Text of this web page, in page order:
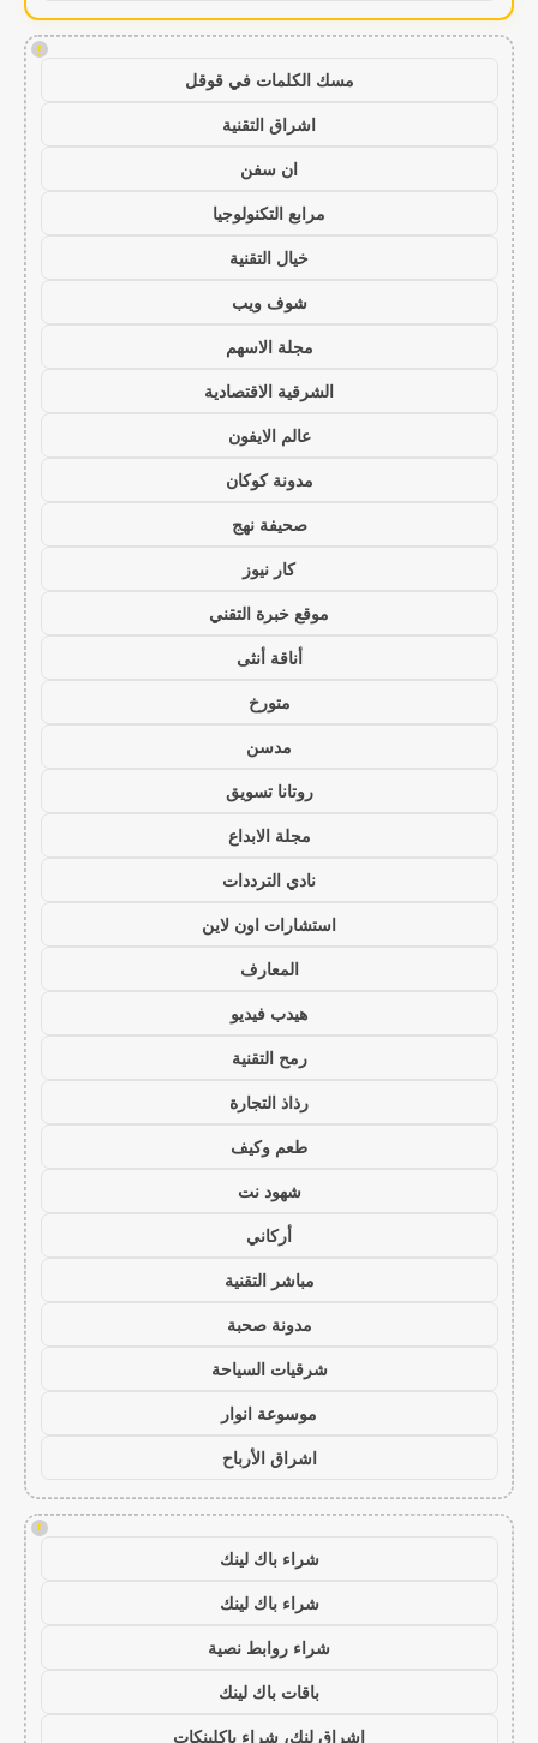
!
مسك الكلمات في قوقل
اشراق التقنية
ان سفن
مرابع التكنولوجيا
خيال التقنية
شوف ويب
مجلة الاسهم
الشرقية الاقتصادية
عالم الايفون
مدونة كوكان
صحيفة نهج
كار نيوز
موقع خبرة التقني
أناقة أنثى
متورخ
مدسن
روتانا تسويق
مجلة الابداع
نادي الترددات
استشارات اون لاين
المعارف
هيدب فيديو
رمح التقنية
رذاذ التجارة
طعم وكيف
شهود نت
أركاني
مباشر التقنية
مدونة صحبة
شرقيات السياحة
موسوعة انوار
اشراق الأرباح
!
شراء باك لينك
شراء باك لينك
شراء روابط نصية
باقات باك لينك
اشراق لنك، شراء باكلينكات